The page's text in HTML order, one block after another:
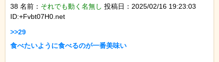
38 名前： それでも動く名無し 投稿日：2025/02/16 19:23:03
ID:+Fvbt07H0.net
>>29
食べたいように食べるのが一番美味い